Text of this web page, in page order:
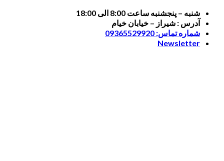
Skip
content
شنبه – پنجشنبه ساعت 8:00 الی 18:00
آدرس : شیراز – خیابان خیام
شماره تماس: 09365529920
Newsletter